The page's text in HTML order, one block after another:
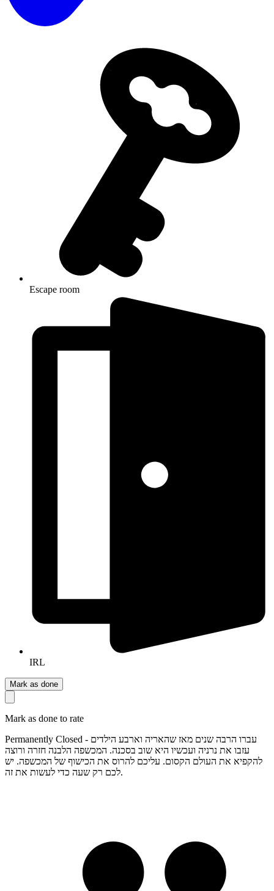
Escape room
IRL
Mark as done
Mark as done to rate
Permanently Closed - עברו הרבה שנים מאז שהאריה וארבע הילדים
עזבו את נרניה ועכשיו היא שוב בסכנה. המכשפה הלבנה חזרה ורוצה
להקפיא את העולם הקסום. עליכם להרוס את הכישוף של המכשפה. יש
לכם רק שעה כדי לעשות את זה.